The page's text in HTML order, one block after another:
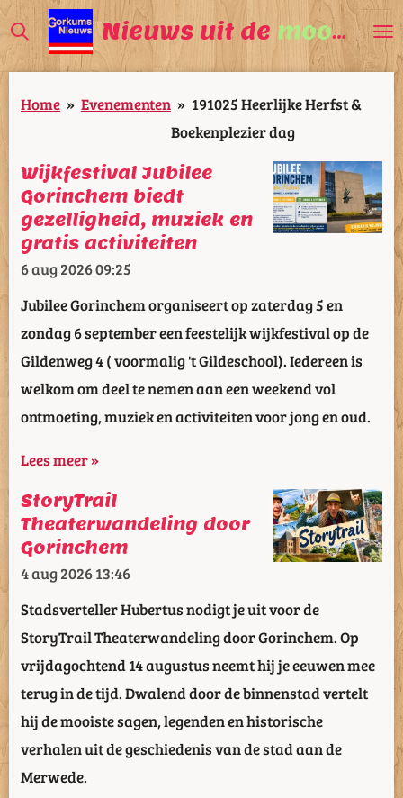
Ga
direct
naar
de
Nieuws uit de mooiste
Home » Evenementen » 191025 Heerlijke Herfst &
Boekenplezier dag
Wijkfestival Jubilee
Gorinchem biedt
gezelligheid, muziek en
gratis activiteiten
6 aug 202609:25
Jubilee Gorinchem organiseert op zaterdag 5 en
zondag 6 september een feestelijk wijkfestival op de
Gildenweg 4 ( voormalig 't Gildeschool). Iedereen is
welkom om deel te nemen aan een weekend vol
ontmoeting, muziek en activiteiten voor jong en oud.
Lees meer »
StoryTrail
Theaterwandeling door
Gorinchem
4 aug 202613:46
Stadsverteller Hubertus nodigt je uit voor de
StoryTrail Theaterwandeling door Gorinchem. Op
vrijdagochtend 14 augustus neemt hij je eeuwen mee
terug in de tijd. Dwalend door de binnenstad vertelt
hij de mooiste sagen, legenden en historische
verhalen uit de geschiedenis van de stad aan de
Merwede.